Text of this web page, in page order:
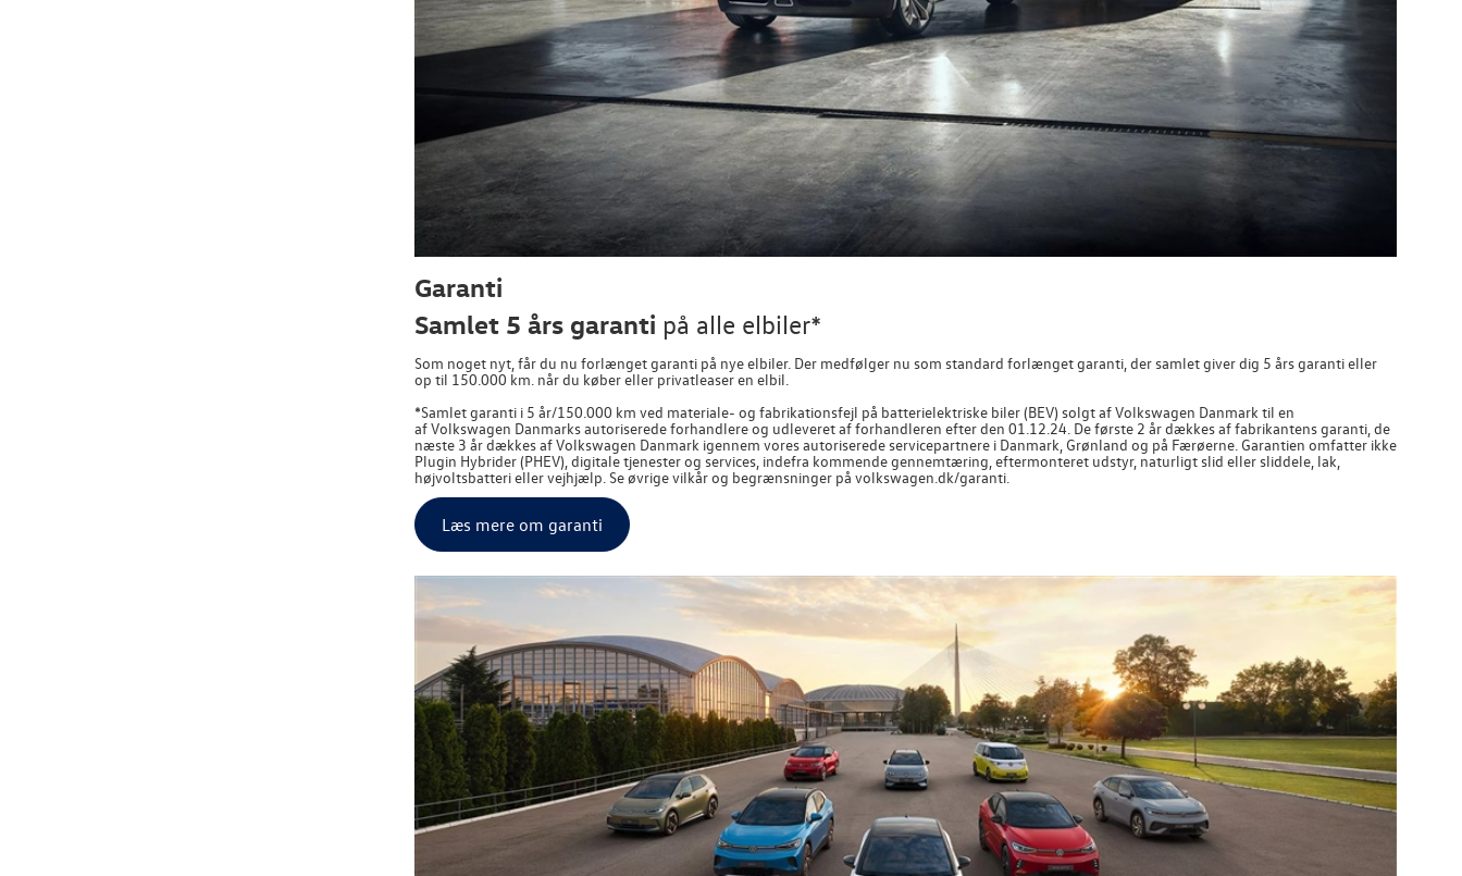
Garanti
Samlet 5 års garanti på alle elbiler*
Som noget nyt, får du nu forlænget garanti på nye elbiler. Der medfølger nu som standard forlænget garanti, der samlet giver dig 5 års garanti eller
op til 150.000 km. når du køber eller privatleaser en elbil.
*Samlet garanti i 5 år/150.000 km ved materiale- og fabrikationsfejl på batterielektriske biler (BEV) solgt afVolkswagen Danmark til en
afVolkswagen Danmarks autoriserede forhandlere og udleveret af forhandleren efter den 01.12.24. De første 2 år dækkes af fabrikantens garanti, de
næste 3 år dækkes afVolkswagen Danmark igennem vores autoriserede servicepartnere i Danmark, Grønland og på Færøerne. Garantien omfatter ikke
Plugin Hybrider (PHEV), digitale tjenester og services, indefra kommende gennemtæring, eftermonteret udstyr, naturligt slid eller sliddele, lak,
højvoltsbatteri eller vejhjælp. Se øvrige vilkår og begrænsninger på volkswagen.dk/garanti.
Læs mere om garanti